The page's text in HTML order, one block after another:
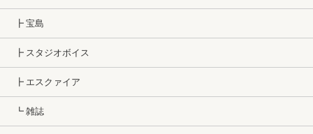
┣ 宝島
┣ スタジオボイス
┣ エスクァイア
┗ 雑誌